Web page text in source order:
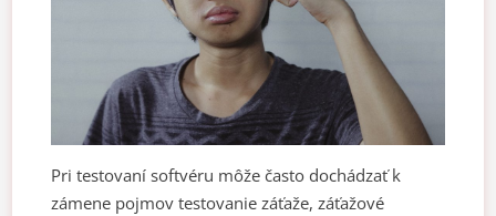
Pri testovaní softvéru môže často dochádzať k
zámene pojmov testovanie záťaže, záťažové